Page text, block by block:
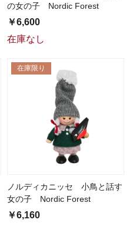
の女の子 Nordic Forest
￥6,600
在庫なし
在庫限り
ノルディカニッセ 小鳥と話す
女の子 Nordic Forest
￥6,160